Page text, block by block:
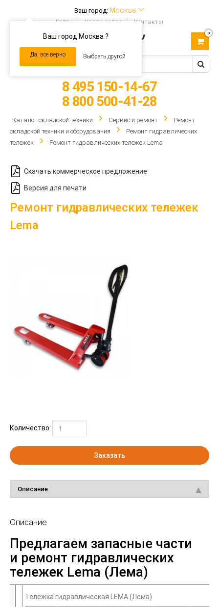
Ваш город: Москва
Ваш город Москва ?
Да, все верно Выбрать другой
Войти Карта сайта Контакты
navigation
0
8 495 150-14-67
8 800 500-41-28
Каталог складской техники Сервис и ремонт
Ремонт
складской техники и оборудования
Ремонт гидравлических
тележек
Ремонт гидравлических тележек Lema
Скачать коммерческое предложение
Версия для печати
Ремонт гидравлических тележек
Lema
Количество:
Заказать
Описание
Описание
Предлагаем запасные части
и ремонт гидравлических
тележек Lema (Лема)
Тележка гидравлическая LEMA(Лема)